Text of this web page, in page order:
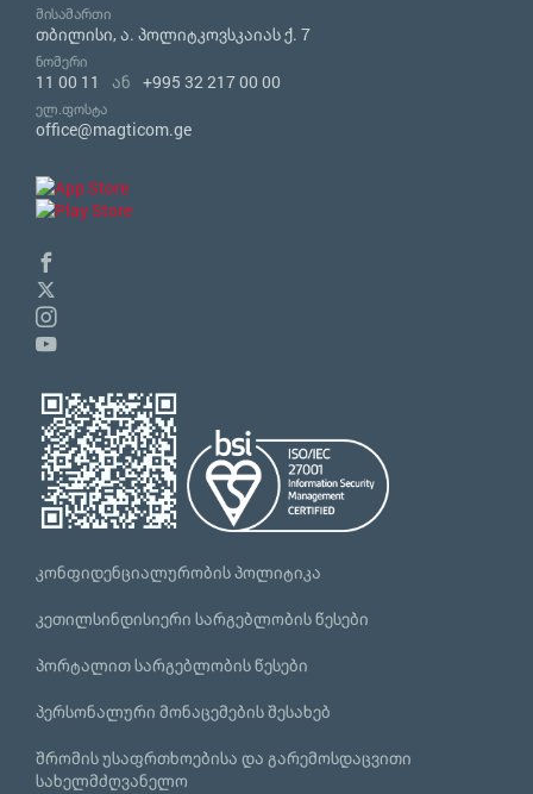
მისამართი
თბილისი, ა. პოლიტკოვსკაიას ქ. 7
ნომერი
11 00 11 ან +995 32 217 00 00
ელ.ფოსტა
office@magticom.ge
კონფიდენციალურობის პოლიტიკა
კეთილსინდისიერი სარგებლობის წესები
პორტალით სარგებლობის წესები
პერსონალური მონაცემების შესახებ
შრომის უსაფრთხოებისა და გარემოსდაცვითი
სახელმძღვანელო